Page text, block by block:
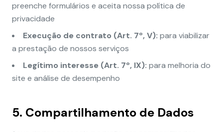
preenche formulários e aceita nossa política de
privacidade
Execução de contrato (Art. 7º, V): para viabilizar
a prestação de nossos serviços
Legítimo interesse (Art. 7º, IX): para melhoria do
site e análise de desempenho
5. Compartilhamento de Dados